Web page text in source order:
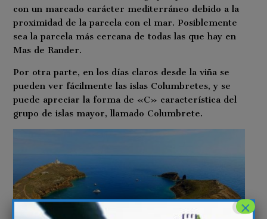
con un marcado carácter mediterráneo debido a la
proximidad de la parcela con el mar. Posiblemente
sea la parcela más cercana de todas las que hay en
Mas de Rander.
Por otra parte, en los días claros desde la viña se
pueden ver fácilmente las islas Columbretes, y se
puede apreciar la forma de «C» característica del
grupo de islas mayor, llamado Columbrete.
×